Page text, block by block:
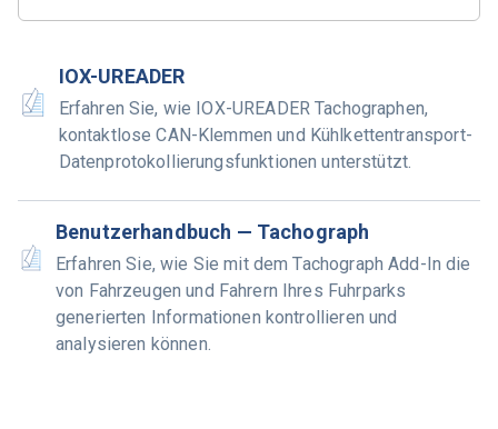
IOX-UREADER
Erfahren Sie, wie IOX-UREADER Tachographen,
kontaktlose CAN-Klemmen und Kühlkettentransport-
Datenprotokollierungsfunktionen unterstützt.
Benutzerhandbuch — Tachograph
Erfahren Sie, wie Sie mit dem Tachograph Add-In die
von Fahrzeugen und Fahrern Ihres Fuhrparks
generierten Informationen kontrollieren und
analysieren können.